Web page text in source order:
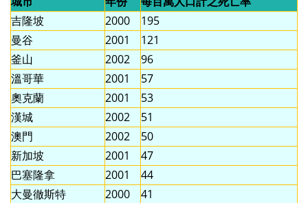
吉隆坡
2000
195
曼谷
2001
121
釜山
2002
96
溫哥華
2001
57
奧克蘭
2001
53
漢城
2002
51
澳門
2002
50
新加坡
2001
47
巴塞隆拿
2001
44
大曼徹斯特
2000
41